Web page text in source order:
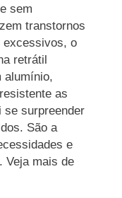
sem
transtornos
excessivos, o
retrátil
alumínio,
as
se surpreender
São a
e
Veja mais de